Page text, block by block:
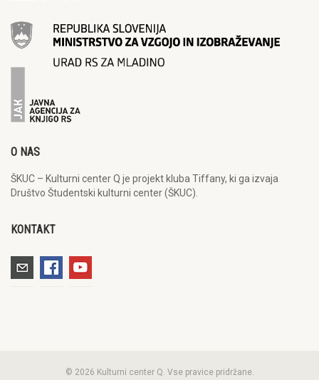
O NAS
ŠKUC – Kulturni center Q je projekt kluba Tiffany, ki ga izvaja
Društvo Študentski kulturni center (ŠKUC).
KONTAKT
© 2026 Kulturni center Q. Vse pravice pridržane.